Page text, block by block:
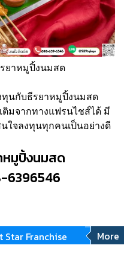
ยาหมูปิ้งนมสด
ทุนกับธีรยาหมูปิ้งนมสด
ติมจากทางแฟรนไชส์ได้ มี
ใจลงทุนทุกคนเป็นอย่างดี
หมูปิ้งนมสด
6396546
Star Franchise More